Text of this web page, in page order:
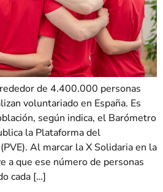
de 4.400.000 personas
voluntariado en España. Es
según indica, el Barómetro
la Plataforma del
Al marcar la X Solidaria en la
a que ese número de personas
cada […]